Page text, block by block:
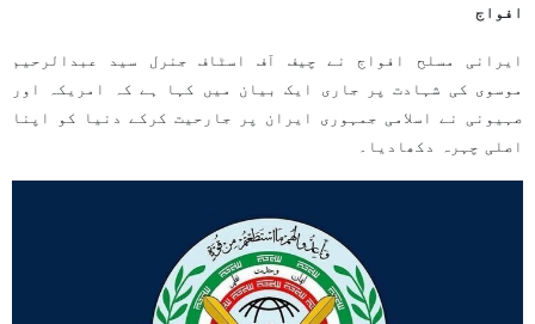
افواج
ایرانی مسلح افواج نے چیف آف اسٹاف جنرل سید عبدالرحیم
موسوی کی شہادت پر جاری ایک بیان میں کہا ہے کہ امریکہ اور
صہیونی نے اسلامی جمہوری ایران پر جارحیت کرکے دنیا کو اپنا
اصلی چہرہ دکھادیا۔